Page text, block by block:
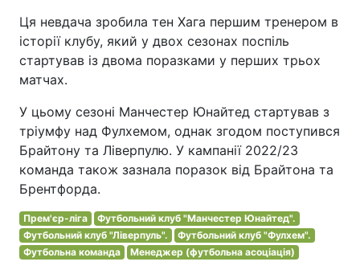
Ця невдача зробила тен Хага першим тренером в
історії клубу, який у двох сезонах поспіль
стартував із двома поразками у перших трьох
матчах.
У цьому сезоні Манчестер Юнайтед стартував з
тріумфу над Фулхемом, однак згодом поступився
Брайтону та Ліверпулю. У кампанії 2022/23
команда також зазнала поразок від Брайтона та
Брентфорда.
Прем'єр-ліга
Футбольний клуб "Манчестер Юнайтед".
Футбольний клуб "Ліверпуль".
Футбольний клуб "Фулхем".
Футбольна команда
Менеджер (футбольна асоціація)